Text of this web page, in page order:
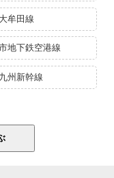
牟田線
地下鉄空港線
州新幹線